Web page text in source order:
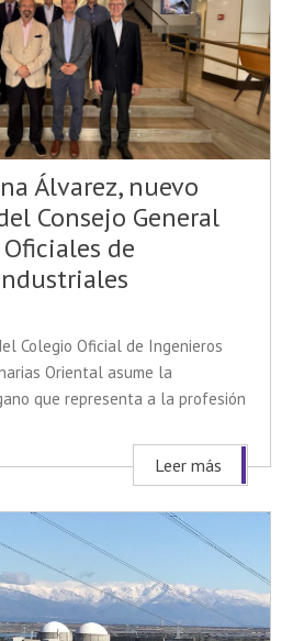
Álvarez, nuevo
Consejo General
de
Colegio Oficial de Ingenieros
Oriental asume la
que representa a la profesión
Leer más